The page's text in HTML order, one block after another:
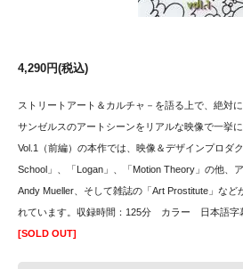
4,290円(税込)
ストリートアート＆カルチャ－を語る上で、絶対
サンゼルスのアートシーンをリアルな映像で一挙
Vol.1（前編）の本作では、映像＆デザインプロダ
School」、「Logan」、「Motion Theory」の他、
Andy Mueller、そして雑誌の「Art Prostitute」など
れています。収録時間：125分 カラー 日本語字
[SOLD OUT]